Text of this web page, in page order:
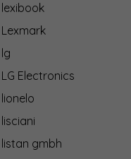
lexibook
Lexmark
lg
LG Electronics
lionelo
lisciani
listan gmbh